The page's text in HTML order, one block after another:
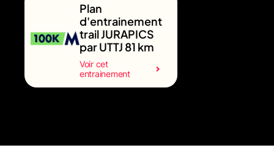
Plan
d'entrainement
trail JURAPICS
par UTTJ 81 km
Voir cet
entrainement